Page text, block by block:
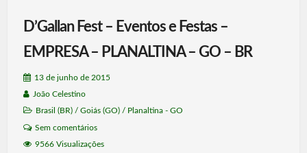
D’Gallan Fest – Eventos e Festas –
EMPRESA – PLANALTINA – GO – BR
13 de junho de 2015
João Celestino
Brasil (BR)/ Goiás (GO)/ Planaltina - GO
Sem comentários
9566 Visualizações